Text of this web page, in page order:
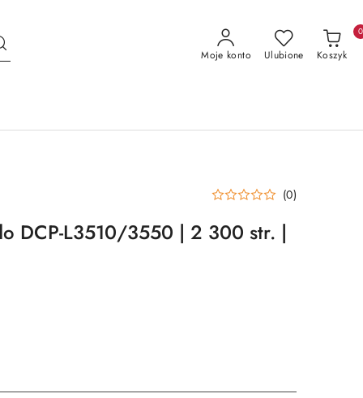
Moje konto Ulubione Koszyk
0
(0)
DCP-L3510/3550 | 2 300 str. |